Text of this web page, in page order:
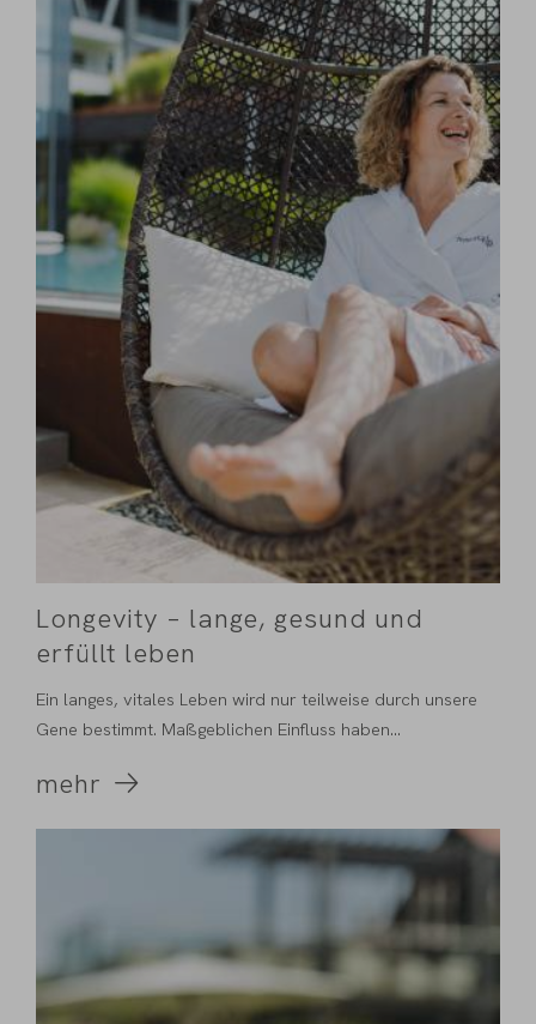
Longevity – lange, gesund und
erfüllt leben
Ein langes, vitales Leben wird nur teilweise durch unsere
Gene bestimmt. Maßgeblichen Einfluss haben...
mehr